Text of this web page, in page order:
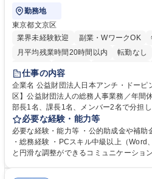
勤務地
東京都文京区
業界未経験歓迎
副業・WワークOK
月平均残業時間20時間以内
転勤なし
賞与あり
育休あり
食事補助あり
仕事の内容
企業名 公益財団法人日本アンチ・ドーピング機構 求人名
区】公益財団法人の総務人事業務／年間休日125日 仕事の内
部長1名、課長1名、メンバー2名で分担
当者として業務を覚えていただき、ゆく
ジションとして活躍いただくことを期待しています。 【
プの業務内容】 ・人事制度関連 ・採用
怠管理 ・官公庁への各種提出 ・法定の
必要な経験・能力等
必要な経験・能力等 ・公的助成金や補
・総務経験 ・PCスキル中級以上（
と円滑な調整ができるコミュニケーション能力